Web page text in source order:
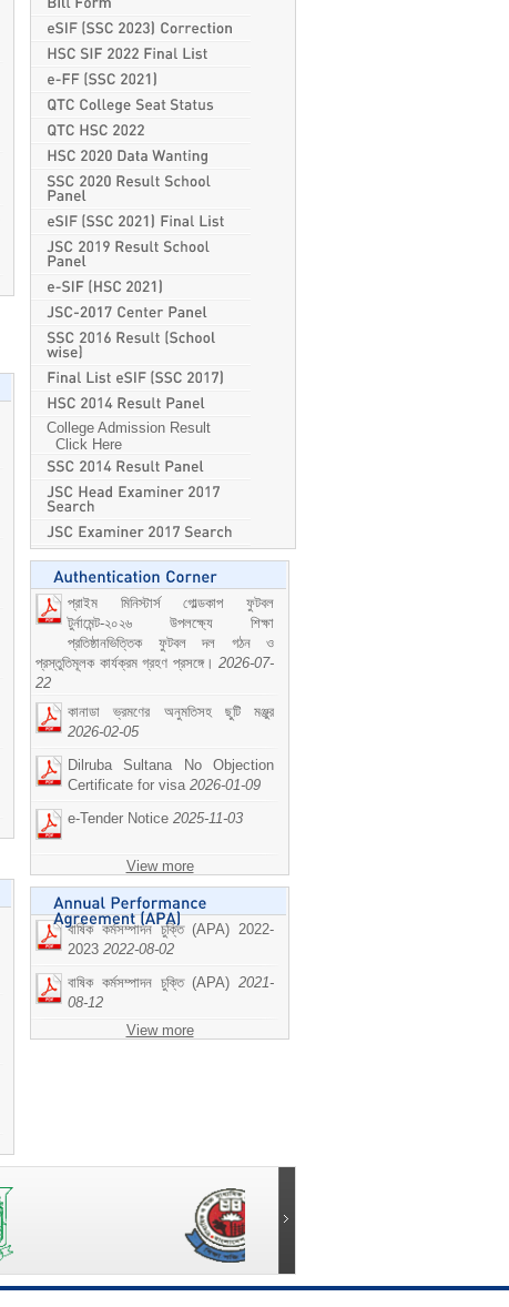
College Admission Result
Click Here
প্রাইম মিনিস্টার্স গোল্ডকাপ ফুটবল
টুর্নামেন্ট-২০২৬ উপলক্ষ্যে শিক্ষা
প্রতিষ্ঠানভিত্তিক ফুটবল দল গঠন ও
প্রস্তুতিমূলক কার্যক্রম গ্রহণ প্রসঙ্গে। 2026-07-
22
কানাডা ভ্রমণের অনুমতিসহ ছুটি মঞ্জুর
2026-02-05
Dilruba Sultana No Objection
Certificate for visa 2026-01-09
e-Tender Notice 2025-11-03
View more
বাষিক কর্মসম্পাদন চুক্তি (APA) 2022-
2023 2022-08-02
বাষিক কর্মসম্পাদন চুক্তি (APA) 2021-
08-12
View more